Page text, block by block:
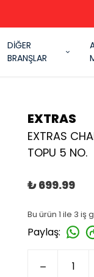
DİĞER
BRANŞLAR
EXTRAS
EXTRAS
TOPU 5 NO.
₺ 699.99
Bu ürün 1 ile 3
Paylaş: